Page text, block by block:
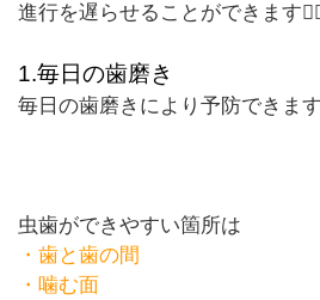
進行を遅らせることができます
1.毎日の歯磨き
毎日の歯磨きにより予防できま
虫歯ができやすい箇所は
・歯と歯の間
・噛む面